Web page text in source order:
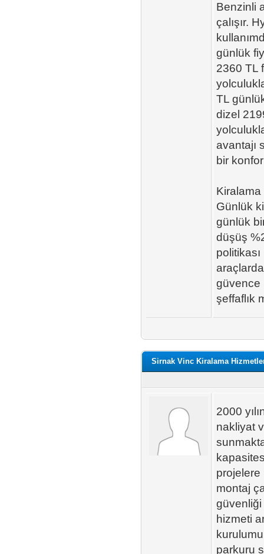
Benzinli
çalışır.
günlük
2360 TL
TL
dizel
avantajı
bir
Günlük
günlük
düşüş
güvence
şeffaflık
Sirnak Vinc Kiralama
2000
nakliyat
projelere
montaj
güvenliği
hizmeti
parkuru